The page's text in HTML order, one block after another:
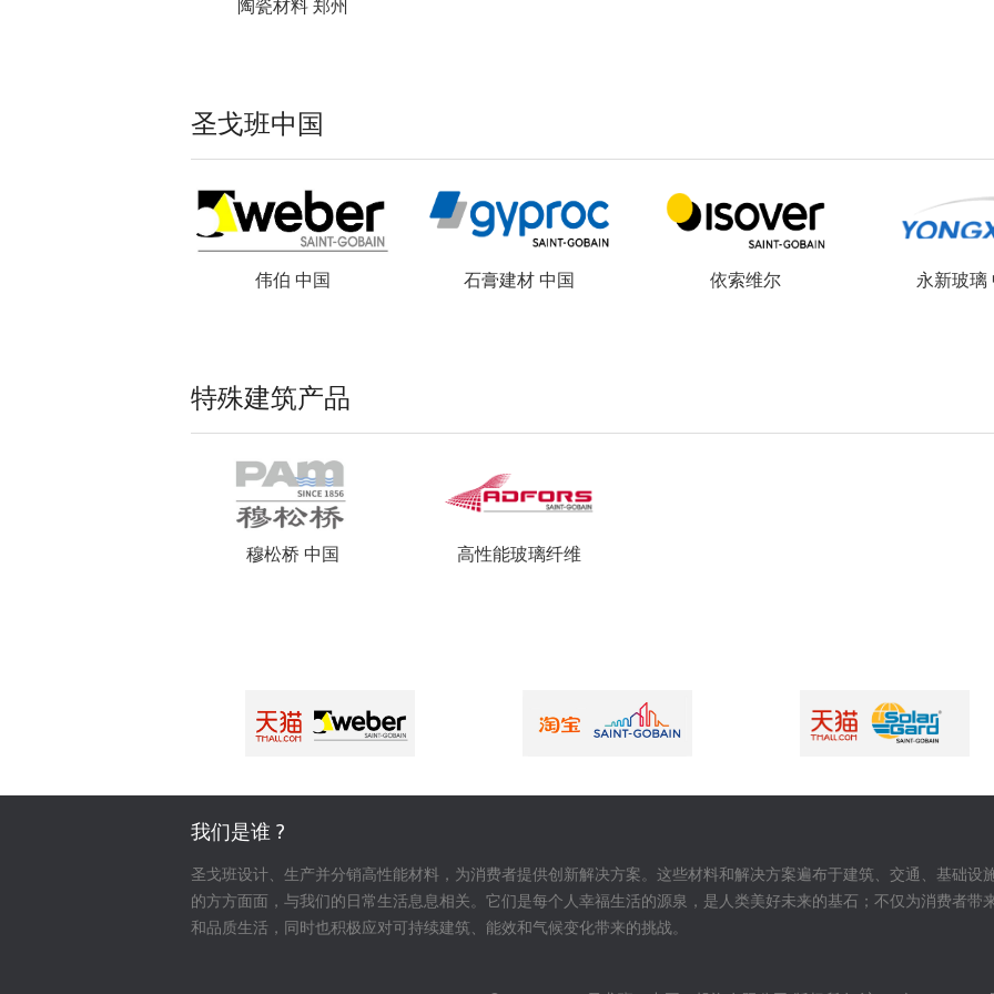
陶瓷材料 郑州
圣戈班中国
伟伯 中国 石膏建材 中国 依索维尔 永新玻璃
特殊建筑产品
穆松桥 中国 高性能玻璃纤维
我们是谁 ?
圣戈班设计、生产并分销高性能材料，为消费者提供创新解决方案。这些材料和解决方案遍布于建筑、交通、基础设
的方方面面，与我们的日常生活息息相关。它们是每个人幸福生活的源泉，是人类美好未来的基石；不仅为消费者带
和品质生活，同时也积极应对可持续建筑、能效和气候变化带来的挑战。